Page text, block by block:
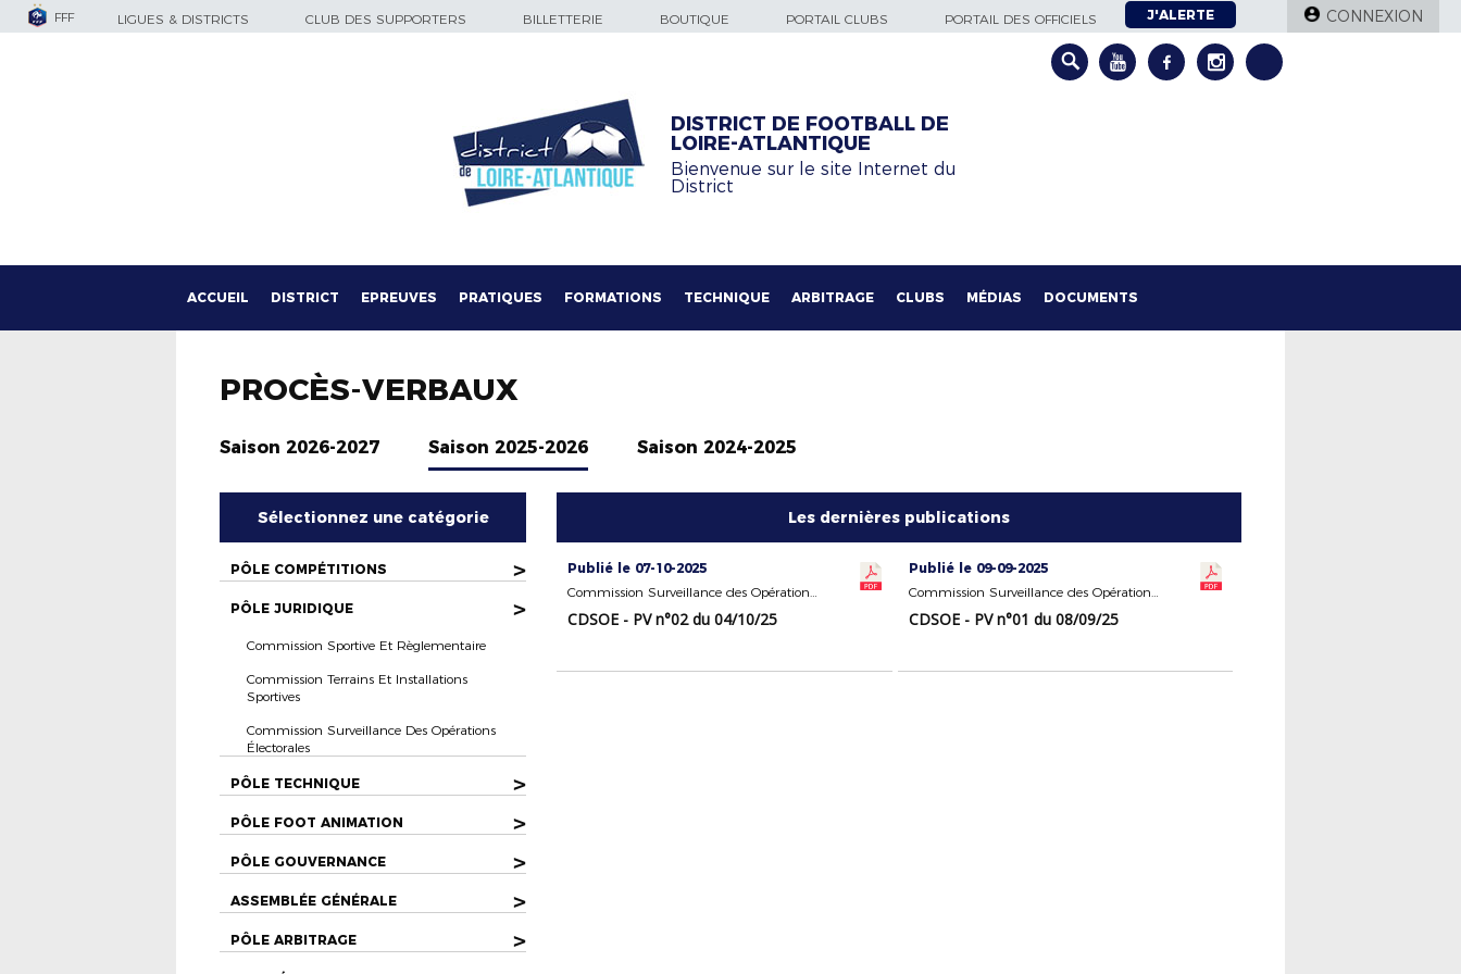
FFF LIGUES & DISTRICTS CLUB DES SUPPORTERS BILLETTERIE BOUTIQUE PORTAIL CLUBS PORTAIL DES OFFICIELS J'ALERTE CONNEXION
DISTRICT DE FOOTBALL DE
LOIRE-ATLANTIQUE
Bienvenue sur le site Internet du
District
ACCUEIL DISTRICT EPREUVES PRATIQUES FORMATIONS TECHNIQUE ARBITRAGE CLUBS MÉDIAS DOCUMENTS
PROCÈS-VERBAUX
Saison 2026-2027 Saison 2025-2026 Saison 2024-2025
Sélectionnez une catégorie
PÔLE COMPÉTITIONS >
PÔLE JURIDIQUE >
Commission Sportive Et Règlementaire
Commission Terrains Et Installations
Sportives
Commission Surveillance Des Opérations
Électorales
PÔLE TECHNIQUE >
PÔLE FOOT ANIMATION >
PÔLE GOUVERNANCE >
ASSEMBLÉE GÉNÉRALE >
PÔLE ARBITRAGE >
Les dernières publications
Publié le 07-10-2025
Commission Surveillance des Opérations Électorales
CDSOE - PV n°02 du 04/10/25
Publié le 09-09-2025
Commission Surveillance des Opérations Électorales
CDSOE - PV n°01 du 08/09/25